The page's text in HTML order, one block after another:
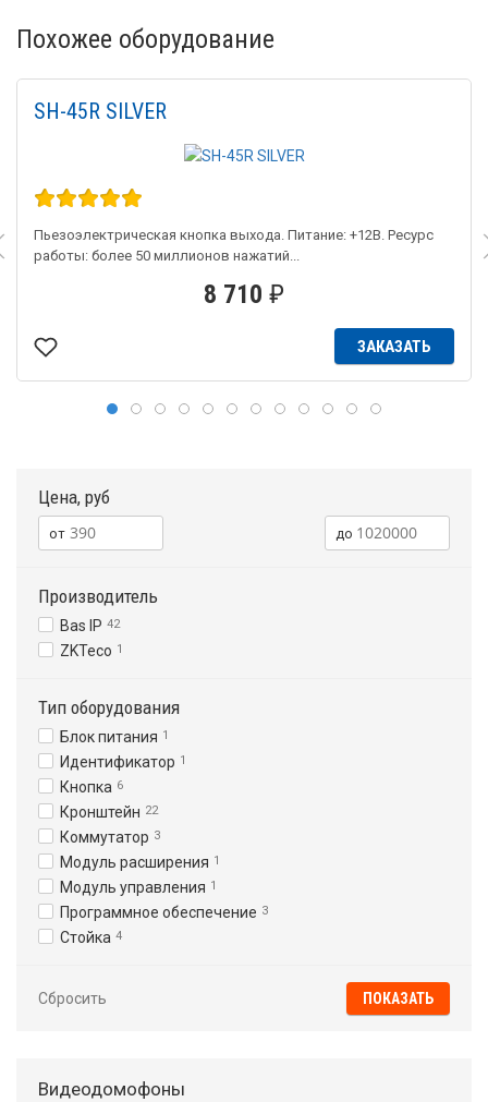
Похожее оборудование
SH-45R SILVER
Пьезоэлектрическая кнопка выхода. Питание: +12В. Ресурс
работы: более 50 миллионов нажатий...
8 710 ₽
ЗАКАЗАТЬ
Цена, руб
Производитель
Bas IP 42
ZKTeco 1
Тип оборудования
Блок питания 1
Идентификатор 1
Кнопка 6
Кронштейн 22
Коммутатор 3
Модуль расширения 1
Модуль управления 1
Программное обеспечение 3
Стойка 4
Сбросить
Видеодомофоны